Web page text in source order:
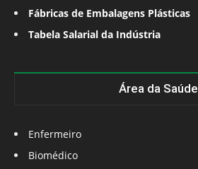
Fábricas de Embalagens Plásticas
Tabela Salarial da Indústria
Área da Saúde
Enfermeiro
Biomédico